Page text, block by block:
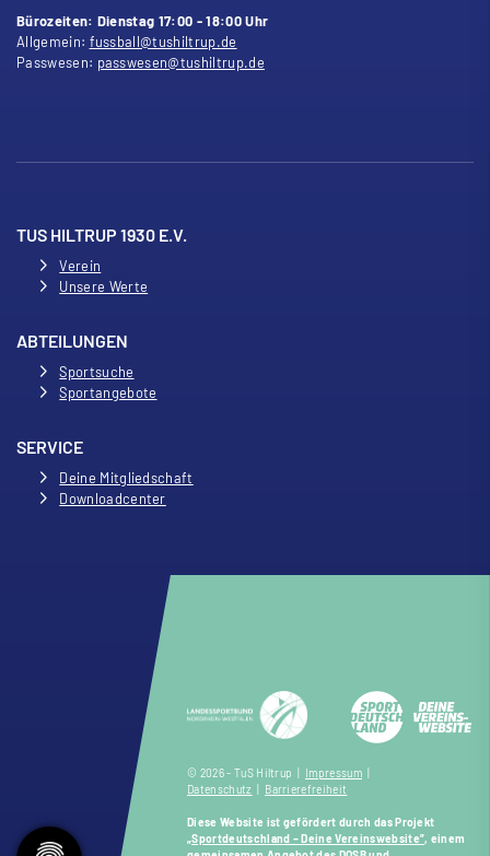
Bürozeiten: Dienstag 17:00 - 18:00 Uhr
Allgemein: fussball@tushiltrup.de
Passwesen: passwesen@tushiltrup.de
TUS HILTRUP 1930 E.V.
Verein
Unsere Werte
ABTEILUNGEN
Sportsuche
Sportangebote
SERVICE
Deine Mitgliedschaft
Downloadcenter
© 2026 - TuS Hiltrup | Impressum|
Datenschutz
Barrierefreiheit
Diese Website ist gefördert durch das Projekt
„Sportdeutschland – Deine Vereinswebsite”, einem